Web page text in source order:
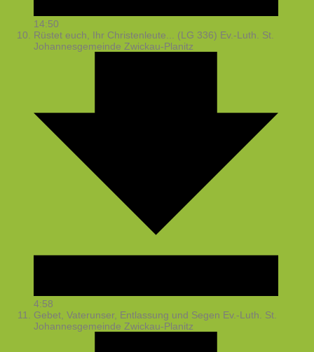
14:50
Rüstet euch, Ihr Christenleute... (LG 336) Ev.-Luth. St.
Johannesgemeinde Zwickau-Planitz
4:58
Gebet, Vaterunser, Entlassung und Segen Ev.-Luth. St.
Johannesgemeinde Zwickau-Planitz